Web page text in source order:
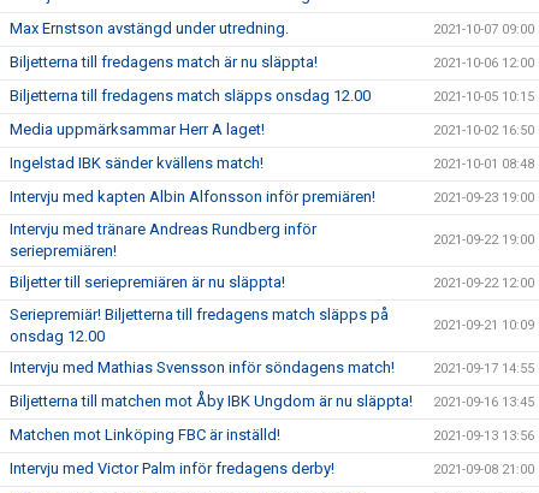
Max Ernstson avstängd under utredning. 2021-10-07 09:00
Biljetterna till fredagens match är nu släppta! 2021-10-06 12:00
Biljetterna till fredagens match släpps onsdag 12.00 2021-10-05 10:15
Media uppmärksammar Herr A laget! 2021-10-02 16:50
Ingelstad IBK sänder kvällens match! 2021-10-01 08:48
Intervju med kapten Albin Alfonsson inför premiären! 2021-09-23 19:00
Intervju med tränare Andreas Rundberg inför
seriepremiären!
2021-09-22 19:00
Biljetter till seriepremiären är nu släppta! 2021-09-22 12:00
Seriepremiär! Biljetterna till fredagens match släpps på
onsdag 12.00
2021-09-21 10:09
Intervju med Mathias Svensson inför söndagens match! 2021-09-17 14:55
Biljetterna till matchen mot Åby IBK Ungdom är nu släppta! 2021-09-16 13:45
Matchen mot Linköping FBC är inställd! 2021-09-13 13:56
Intervju med Victor Palm inför fredagens derby! 2021-09-08 21:00